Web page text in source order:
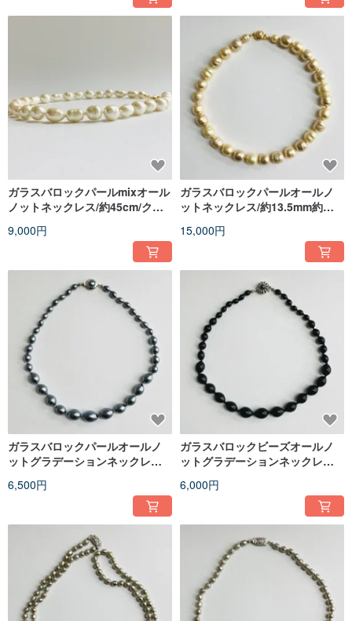
ガラスバロックパールmixオール
ノットネックレス/約45cm/クリ
9,000円
ガラスバロックパールオールノ
ットネックレス/約13.5mm約
15,000円
ガラスバロックパールオールノ
ットグラデーションネックレス/
6,500円
ガラスバロックビーズオールノ
ットグラデーションネックレス/
6,000円